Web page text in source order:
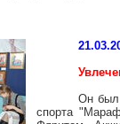
Он был
спорта